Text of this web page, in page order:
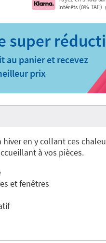
intérêts (0% TAE)
au panier et recevez
prix
hiver en y collant ces
à vos pièces.
et fenêtres